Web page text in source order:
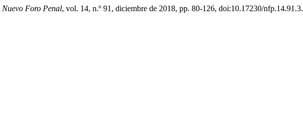
Nuevo Foro Penal, vol. 14, n.º 91, diciembre de 2018, pp. 80-126, doi:10.17230/nfp.14.91.3.